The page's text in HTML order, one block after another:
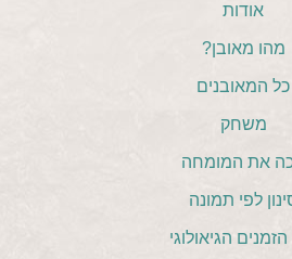
אודות
מהו מאובן?
כל המאובנים
משחק
את המומחה
לפי תמונה
הגיאולוגי